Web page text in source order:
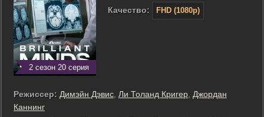
2 сезон 20 серия
Качество:
FHD (1080p)
Режиссер: Димэйн Дэвис Ли Толанд Кригер Джордан
Каннинг